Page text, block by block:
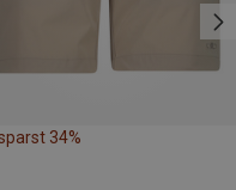
34%